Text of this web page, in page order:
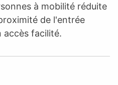
à mobilité réduite
de l'entrée
accès facilité.